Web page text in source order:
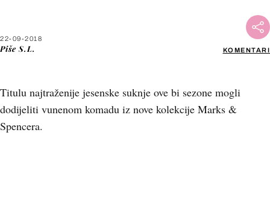
22-09-2018
Piše S.L. KOMENTARI
Titulu najtraženije jesenske suknje ove bi sezone mogli
dodijeliti vunenom komadu iz nove kolekcije Marks &
Spencera.